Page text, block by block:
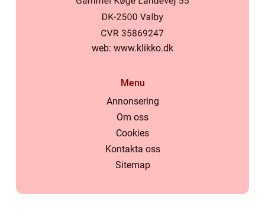
web: www.klikko.dk
Menu
Annonsering
Om oss
Cookies
Kontakta oss
Sitemap